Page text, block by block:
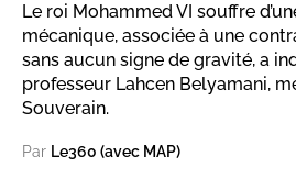
Le roi Mohammed VI souffre
mécanique, associée à une
sans aucun signe de gravité, a
professeur Lahcen Belyamani,
Souverain.
Par Le360 (avec MAP)